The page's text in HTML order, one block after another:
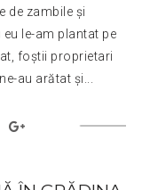
de zambile și
le-am plantat pe
foștii proprietari
au arătat și...